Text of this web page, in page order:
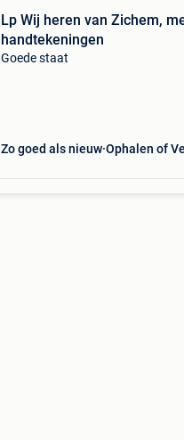
Lp Wij heren van Zichem,
handtekeningen
Goede staat
Zo goed als nieuw Ophalen of